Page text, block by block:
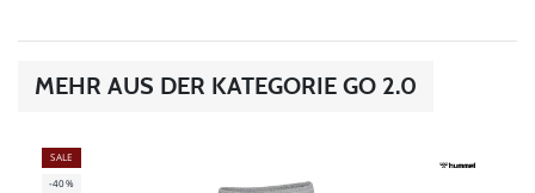
MEHR AUS DER KATEGORIE GO 2.0
SALE
-40%